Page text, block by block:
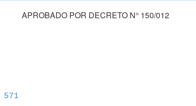
APROBADO POR DECRETO N° 150/012
571